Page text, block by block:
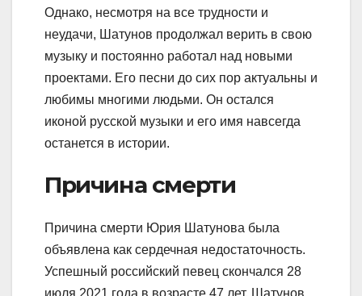
Однако, несмотря на все трудности и
неудачи, Шатунов продолжал верить в свою
музыку и постоянно работал над новыми
проектами. Его песни до сих пор актуальны и
любимы многими людьми. Он остался
иконой русской музыки и его имя навсегда
останется в истории.
Причина смерти
Причина смерти Юрия Шатунова была
объявлена как сердечная недостаточность.
Успешный российский певец скончался 28